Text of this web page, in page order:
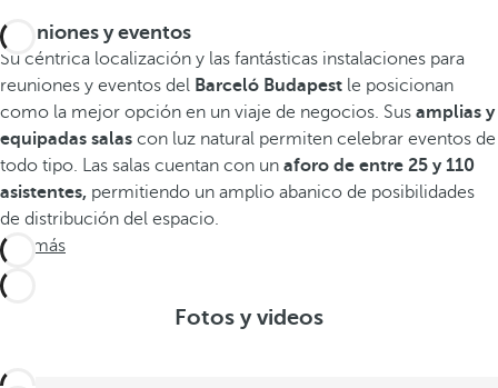
Reuniones y eventos
Su céntrica localización y las fantásticas instalaciones para
reuniones y eventos del Barceló Budapest le posicionan
como la mejor opción en un viaje de negocios. Sus amplias y
equipadas salas con luz natural permiten celebrar eventos de
todo tipo. Las salas cuentan con un aforo de entre 25 y 110
asistentes, permitiendo un amplio abanico de posibilidades
de distribución del espacio.
Ver más
Fotos y videos